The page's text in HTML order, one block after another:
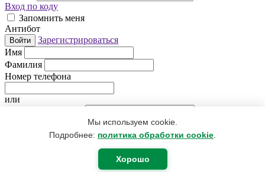
Мы используем cookie.
Подробнее: политика обработки cookie
Хорошо
Вход по коду
Запомнить меня
Антибот
Войти
Зарегистрироваться
Имя
Фамилия
Номер телефона
или
Я уже зарегистрирован